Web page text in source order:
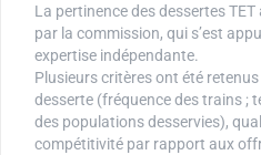
La pertinence des dessertes
par la commission, qui s’est
expertise indépendante.
Plusieurs critères ont été
desserte (fréquence des trains ;
des populations desservies),
compétitivité par rapport aux